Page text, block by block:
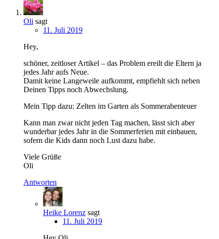
Oli sagt
11. Juli 2019
Hey,
schöner, zeitloser Artikel – das Problem ereilt die Eltern ja
jedes Jahr aufs Neue.
Damit keine Langeweile aufkommt, empfiehlt sich neben
Deinen Tipps noch Abwechslung.
Mein Tipp dazu: Zelten im Garten als Sommerabenteuer
Kann man zwar nicht jeden Tag machen, lässt sich aber
wunderbar jedes Jahr in die Sommerferien mit einbauen,
sofern die Kids dann noch Lust dazu habe.
Viele Grüße
Oli
Antworten
Heike Lorenz sagt
11. Juli 2019